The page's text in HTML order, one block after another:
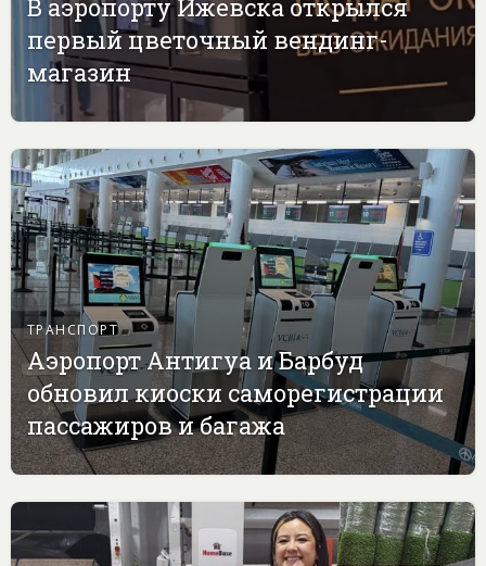
В аэропорту Ижевска открылся
первый цветочный вендинг-
магазин
ТРАНСПОРТ
Аэропорт Антигуа и Барбуд
обновил киоски саморегистрации
пассажиров и багажа